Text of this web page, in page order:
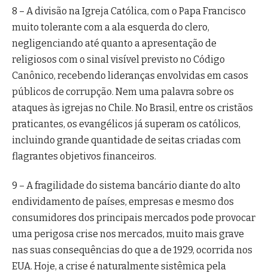
8 – A divisão na Igreja Católica, com o Papa Francisco
muito tolerante com a ala esquerda do clero,
negligenciando até quanto a apresentação de
religiosos com o sinal visível previsto no Código
Canônico, recebendo lideranças envolvidas em casos
públicos de corrupção. Nem uma palavra sobre os
ataques às igrejas no Chile. No Brasil, entre os cristãos
praticantes, os evangélicos já superam os católicos,
incluindo grande quantidade de seitas criadas com
flagrantes objetivos financeiros.
9 – A fragilidade do sistema bancário diante do alto
endividamento de países, empresas e mesmo dos
consumidores dos principais mercados pode provocar
uma perigosa crise nos mercados, muito mais grave
nas suas consequências do que a de 1929, ocorrida nos
EUA. Hoje, a crise é naturalmente sistêmica pela